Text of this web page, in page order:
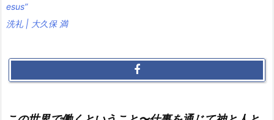
esus”
洗礼 | 大久保 満